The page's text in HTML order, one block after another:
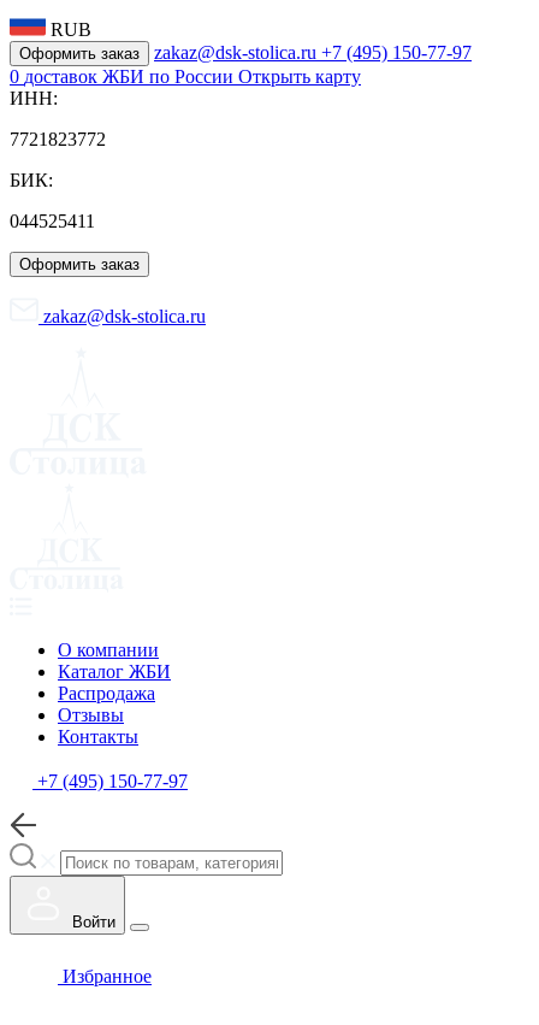
RUB
Оформить заказ zakaz@dsk-stolica.ru +7 (495) 150-77-97
0 доставок ЖБИ по России Открыть карту
ИНН:
7721823772
БИК:
044525411
Оформить заказ
zakaz@dsk-stolica.ru
О компании
Каталог ЖБИ
Распродажа
Отзывы
Контакты
+7 (495) 150-77-97
Войти
Избранное